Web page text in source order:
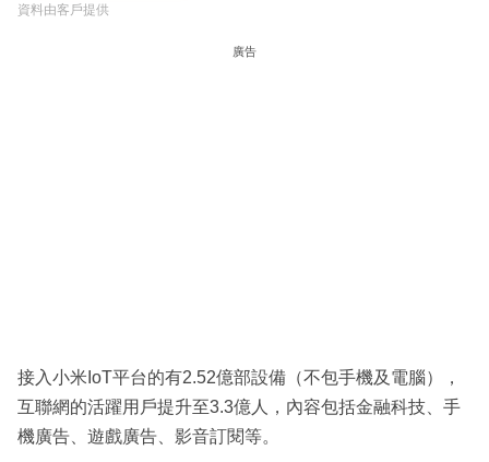
資料由客戶提供
廣告
接入小米IoT平台的有2.52億部設備（不包手機及電腦），
互聯網的活躍用戶提升至3.3億人，內容包括金融科技、手
機廣告、遊戲廣告、影音訂閱等。